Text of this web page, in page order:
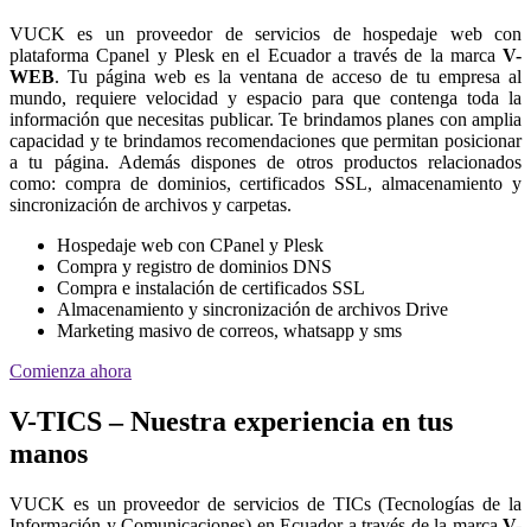
VUCK es un proveedor de servicios de hospedaje web con
plataforma Cpanel y Plesk en el Ecuador a través de la marca V-
WEB. Tu página web es la ventana de acceso de tu empresa al
mundo, requiere velocidad y espacio para que contenga toda la
información que necesitas publicar. Te brindamos planes con amplia
capacidad y te brindamos recomendaciones que permitan posicionar
a tu página. Además dispones de otros productos relacionados
como: compra de dominios, certificados SSL, almacenamiento y
sincronización de archivos y carpetas.
Hospedaje web con CPanel y Plesk
Compra y registro de dominios DNS
Compra e instalación de certificados SSL
Almacenamiento y sincronización de archivos Drive
Marketing masivo de correos, whatsapp y sms
Comienza ahora
V-TICS – Nuestra experiencia en tus
manos
VUCK es un proveedor de servicios de TICs (Tecnologías de la